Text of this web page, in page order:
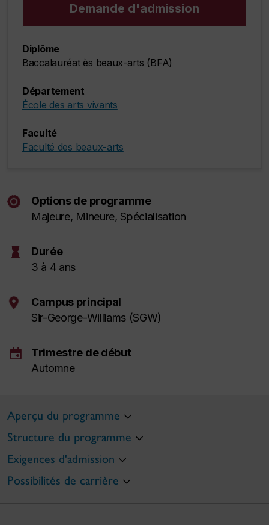
Demande d'admission
Diplôme
Baccalauréat ès beaux-arts (BFA)
Département
École des arts vivants
Faculté
Faculté des beaux-arts
Options de programme
Majeure, Mineure, Spécialisation
hourglass
Durée
3 à 4 ans
Campus principal
Sir-George-Williams (SGW)
event
Trimestre de début
Automne
Aperçu du programme
Structure du programme
Exigences d'admission
Possibilités de carrière